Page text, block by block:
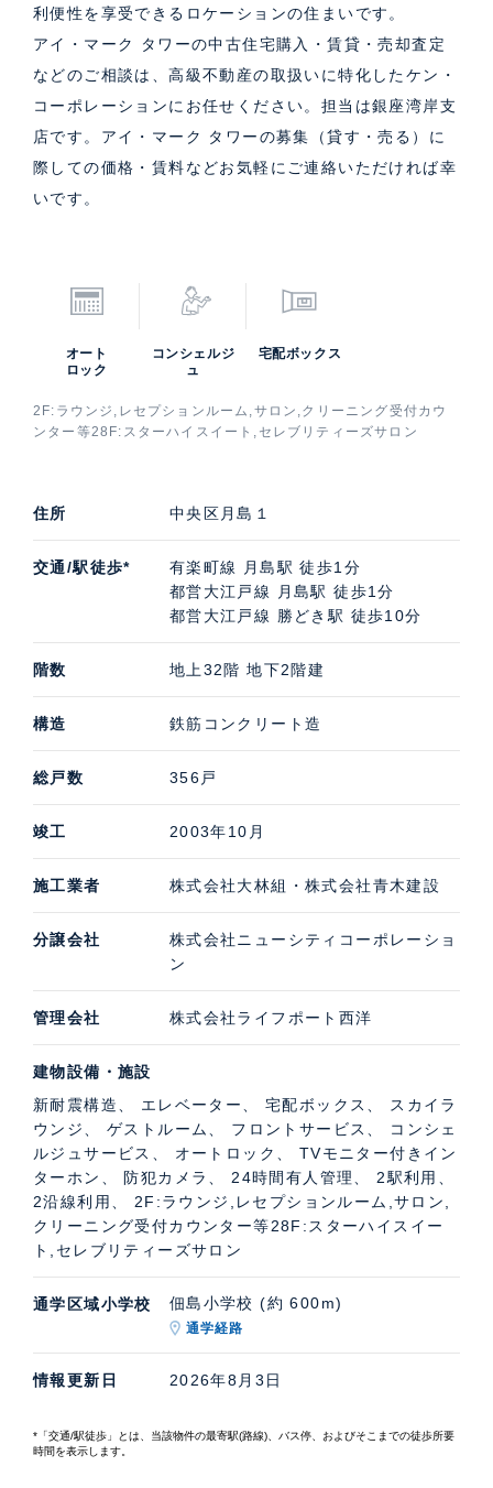
利便性を享受できるロケーションの住まいです。
アイ・マーク タワーの中古住宅購入・賃貸・売却査定
などのご相談は、高級不動産の取扱いに特化したケン・
コーポレーションにお任せください。担当は銀座湾岸支
店です。アイ・マーク タワーの募集（貸す・売る）に
際しての価格・賃料などお気軽にご連絡いただければ幸
いです。
オート
ロック
コンシェルジ
ュ
宅配ボックス
2F:ラウンジ,レセプションルーム,サロン,クリーニング受付カウ
ンター等28F:スターハイスイート,セレブリティーズサロン
住所 中央区月島１
交通/駅徒歩*
有楽町線 月島駅 徒歩1分
都営大江戸線 月島駅 徒歩1分
都営大江戸線 勝どき駅 徒歩10分
階数 地上32階 地下2階建
構造 鉄筋コンクリート造
総戸数 356戸
竣工 2003年10月
施工業者 株式会社大林組・株式会社青木建設
分譲会社
株式会社ニューシティコーポレーショ
ン
管理会社 株式会社ライフポート西洋
建物設備・施設
新耐震構造、 エレベーター、 宅配ボックス、 スカイラ
ウンジ、 ゲストルーム、 フロントサービス、 コンシェ
ルジュサービス、 オートロック、 TVモニター付きイン
ターホン、 防犯カメラ、 24時間有人管理、 2駅利用、
2沿線利用、 2F:ラウンジ,レセプションルーム,サロン,
クリーニング受付カウンター等28F:スターハイスイー
ト,セレブリティーズサロン
通学区域小学校 佃島小学校 (約 600m)
通学経路
情報更新日 2026年8月3日
*「交通/駅徒歩」とは、当該物件の最寄駅(路線)、バス停、およびそこまでの徒歩所要
時間を表示します。